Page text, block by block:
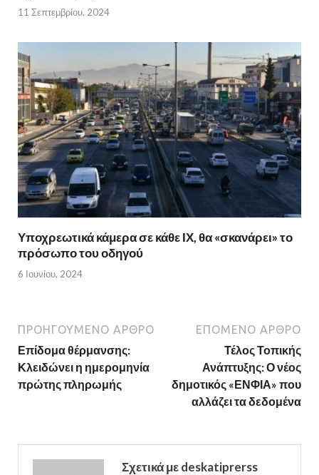
11 Σεπτεμβρίου, 2024
Υποχρεωτικά κάμερα σε κάθε ΙΧ, θα «σκανάρει» το
πρόσωπο του οδηγού
6 Ιουνίου, 2024
ΠΡΟΗΓΟΎΜΕΝΟ ΆΡΘΡΟ
Επίδομα θέρμανσης:
Κλειδώνει η ημερομηνία
πρώτης πληρωμής
ΕΠΌΜΕΝΟ ΆΡΘΡΟ
Τέλος Τοπικής
Ανάπτυξης: Ο νέος
δημοτικός «ΕΝΦΙΑ» που
αλλάζει τα δεδομένα
Σχετικά με deskatiprerss